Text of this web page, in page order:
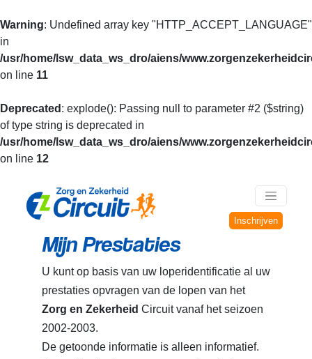
Warning: Undefined array key "HTTP_ACCEPT_LANGUAGE"
in
/usr/home/lsw_data_ws_dro/aiens/
on line 11
Deprecated : explode(): Passing null to parameter #2 ($string)
of type string is deprecated in
/usr/home/lsw_data_ws_dro/aiens/
on line 12
Inschrijven
Mijn Prestaties
U kunt op basis van uw loperidentificatie al uw
prestaties opvragen van de lopen van het
Zorg en Zekerheid Circuit vanaf het seizoen
2002-2003.
De getoonde informatie is alleen informatief.